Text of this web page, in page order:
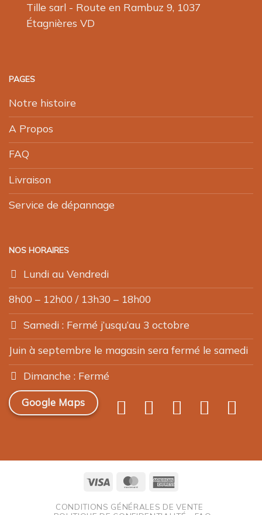
Tille sarl - Route en Rambuz 9, 1037
Étagnières VD
PAGES
Notre histoire
A Propos
FAQ
Livraison
Service de dépannage
NOS HORAIRES
Lundi au Vendredi
8h00 – 12h00 / 13h30 – 18h00
Samedi : Fermé j’usqu’au 3 octobre
Juin à septembre le magasin sera fermé le samedi
Dimanche : Fermé
Google Maps
Visa MasterCard
CONDITIONS GÉNÉRALES DE VENTE